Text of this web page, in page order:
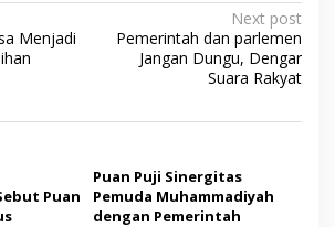
Menjadi
Next post
Pemerintah dan parlemen
Jangan Dungu, Dengar
Suara Rakyat
Puan
Puan Puji Sinergitas
Pemuda Muhammadiyah
dengan Pemerintah